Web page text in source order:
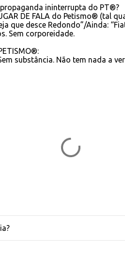
ininterrupta do PT®?
DE FALA do Petismo® (tal
que desce Redondo”/Ainda:
Sem corporeidade.
substância. Não tem nada a